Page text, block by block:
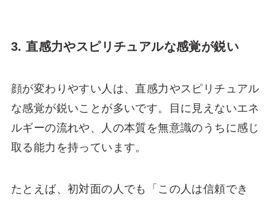
3. 直感力やスピリチュアルな感覚が鋭い
顔が変わりやすい人は、直感力やスピリチュアル
な感覚が鋭いことが多いです。目に見えないエネ
ルギーの流れや、人の本質を無意識のうちに感じ
取る能力を持っています。
たとえば、初対面の人でも「この人は信頼でき